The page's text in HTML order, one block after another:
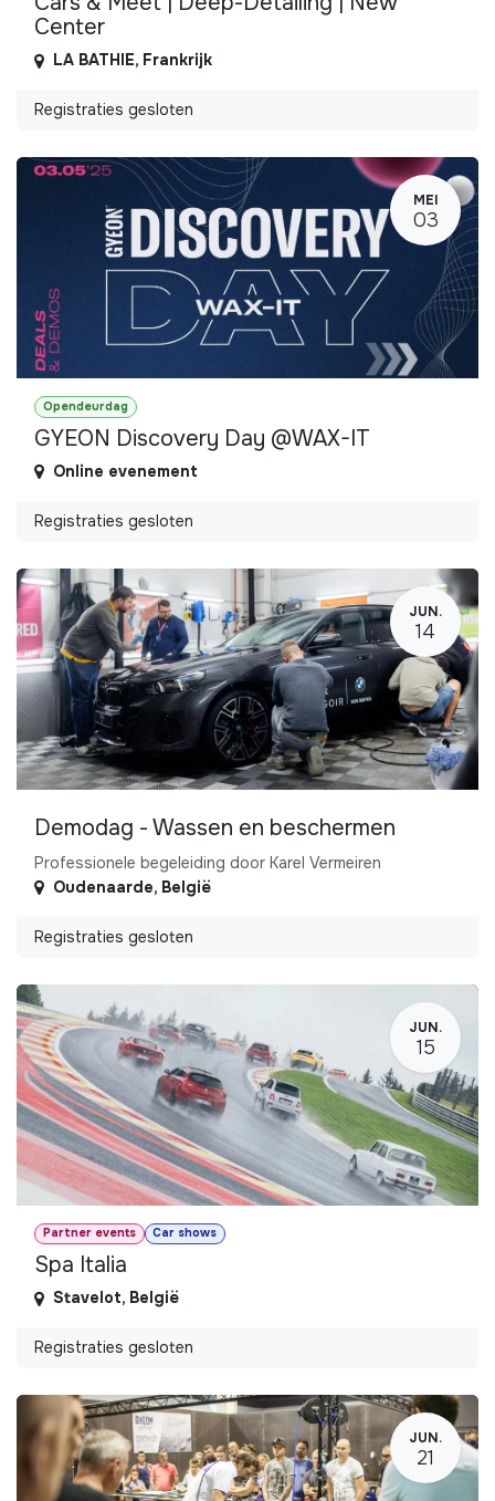
Center
LA BATHIE, Frankrijk
Registraties gesloten
MEI
03
Opendeurdag
GYEON Discovery Day @WAX-IT
Online evenement
Registraties gesloten
JUN.
14
Demodag - Wassen en beschermen
Professionele begeleiding door Karel Vermeiren
Oudenaarde, België
Registraties gesloten
JUN.
15
Partner events Car shows
Spa Italia
Stavelot, België
Registraties gesloten
JUN.
21